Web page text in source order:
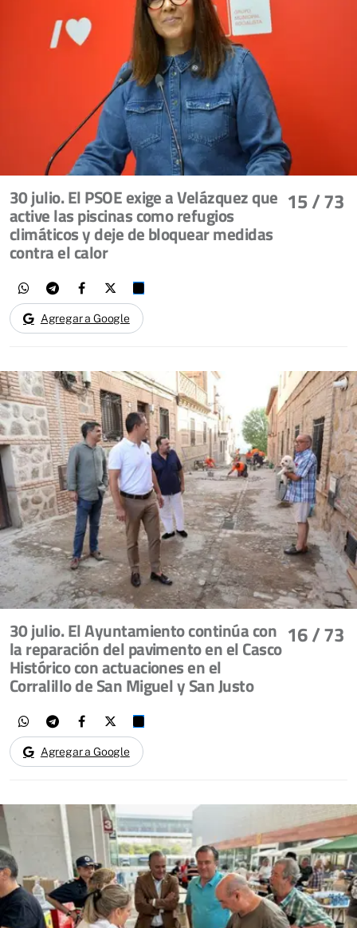
15/ 73
30 julio. El PSOE exige a Velázquez que
active las piscinas como refugios
climáticos y deje de bloquear medidas
contra el calor
Agregar a Google
16/ 73
30 julio. El Ayuntamiento continúa con
la reparación del pavimento en el Casco
Histórico con actuaciones en el
Corralillo de San Miguel y San Justo
Agregar a Google